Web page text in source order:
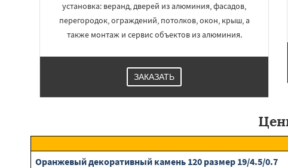
установка: веранд, дверей из алюминия, фасадов,
перегородок, ограждений, потолков, окон, крыш, а
также монтаж и сервис объектов из алюминия.
ЗАКАЗАТЬ
Оранжевый декоративный камень 120 размер 19/4.5/0.7